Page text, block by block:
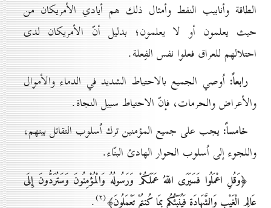
الطاقة وأنابيب النفط وأمثال ذلك هم أيادي الأمريكان من
حيث يعلمون أو لا يعلمون؛ بدليل أنّ الأمريكان لدى
احتلالهم للعراق فعلوا نفس الفِعلة.
رابعاً: اُوصي الجميع بالاحتياط الشديد في الدماء والأموال
والأعراض والحرمات، فإنّ الاحتياط سبيل النجاة.
خامساً: يجب على جميع المؤمنين ترك اُسلوب التقاتل بينهم،
واللجوء إلى اُسلوب الحوار الهادئ البنّاء.
﴿وَقُلِ اعْمَلُوا فَسَيَرَى اللّهُ عَمَلَكُمْ وَرَسُولُهُ وَالْمُؤْمِنُونَ وَسَتُرَدُّونَ إِلَى
عَالِمِ الْغَيْبِ وَالشَّهَادَةِ فَيُنَبِّئُكُم بِمَا كُنتُمْ تَعْمَلُونَ﴾(۲) .